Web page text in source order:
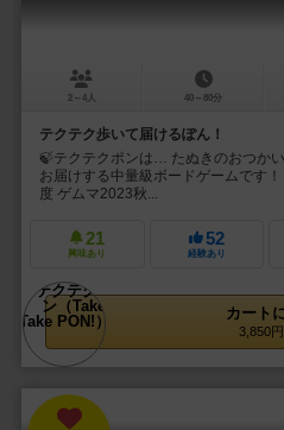
2～4人 40～80分
テクテク歩いて届けるぽん！
🍃テクテクポンは… たぬきのおつか
お届けする中量級ボードゲームです
度 ゲムマ2023秋...
21
興味あり
52
経験あり
カート
3,850円